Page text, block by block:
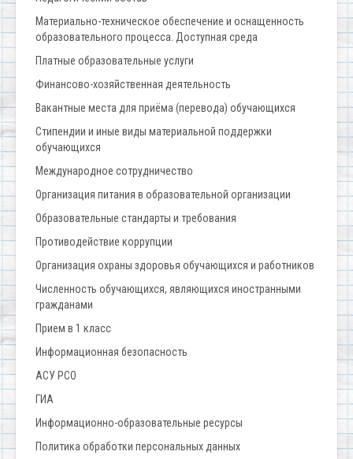
Материально-техническое обеспечение и оснащенность
образовательного процесса. Доступная среда
Платные образовательные услуги
Финансово-хозяйственная деятельность
Вакантные места для приёма (перевода) обучающихся
Стипендии и иные виды материальной поддержки
обучающихся
Международное сотрудничество
Организация питания в образовательной организации
Образовательные стандарты и требования
Противодействие коррупции
Организация охраны здоровья обучающихся и работников
Численность обучающихся, являющихся иностранными
гражданами
Прием в 1 класс
Информационная безопасность
АСУ РСО
ГИА
Информационно-образовательные ресурсы
Политика обработки персональных данных